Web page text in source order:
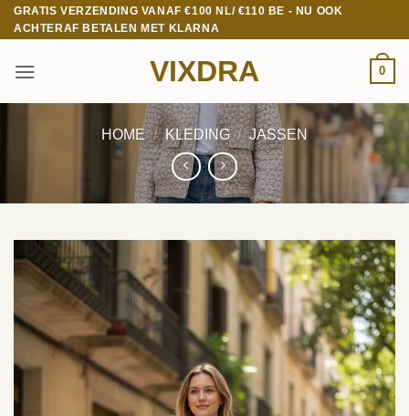
Ga
naar
GRATIS VERZENDING VANAF €100 NL/ €110 BE - NU OOK
ACHTERAF BETALEN MET KLARNA
VIXDRA 0
HOME / KLEDING / JASSEN